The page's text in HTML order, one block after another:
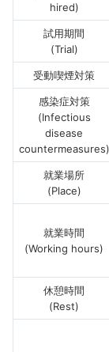
hired)
試用期間
(Trial)
受動喫煙対策
感染症対策
(Infectious
disease
countermeasures)
就業場所
(Place)
就業時間
(Working hours)
休憩時間
(Rest)